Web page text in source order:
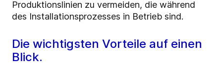
Produktionslinien zu vermeiden, die während
des Installationsprozesses in Betrieb sind.
Die wichtigsten Vorteile auf einen
Blick.